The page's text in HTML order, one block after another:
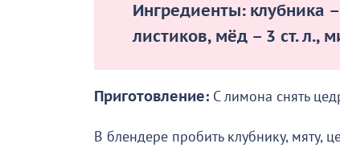
Ингредиенты: клубника
листиков, мёд – 3 ст. л.,
Приготовление: С лимона снять
В блендере пробить клубнику, мяту,